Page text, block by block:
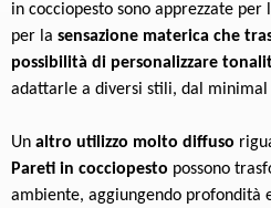
in cocciopesto sono apprezzate per
per la sensazione materica che
possibilità di personalizzare
adattarle a diversi stili, dal
Un altro utilizzo molto diffuso
Pareti in cocciopesto possono
ambiente, aggiungendo profondità